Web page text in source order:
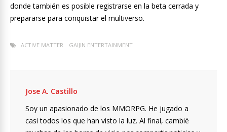
donde también es posible registrarse en la beta cerrada y
prepararse para conquistar el multiverso.
ACTIVE MATTER GAIJIN ENTERTAINMENT
Jose A. Castillo
Soy un apasionado de los MMORPG. He jugado a
casi todos los que han visto la luz. Al final, cambié